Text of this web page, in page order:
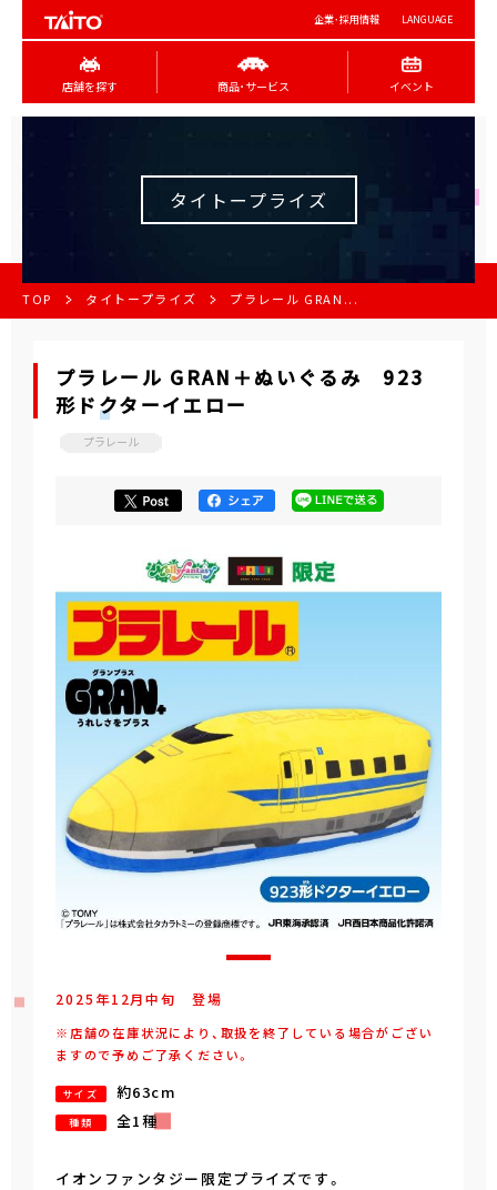
企業･採用情報 LANGUAGE
店舗を探す 商品･サービス イベント
タイトープライズ
TOP タイトープライズ プラレール GRAN...
プラレール GRAN＋ぬいぐるみ 923
形ドクターイエロー
プラレール
2025年12月中旬 登場
※店舗の在庫状況により、取扱を終了している場合がござい
ますので予めご了承ください。
サイズ 約63cm
種類 全1種
イオンファンタジー限定プライズです。